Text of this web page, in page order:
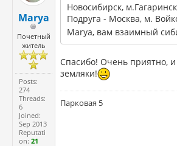
Marya
Почетный
житель
Posts:
274
Threads:
6
Joined:
Sep 2013
Reputati
on:21
Новосибирск,
Подруга - Москва, м.
Marya, вам взаимный
Спасибо! Очень приятно, и
земляки!
Парковая 5